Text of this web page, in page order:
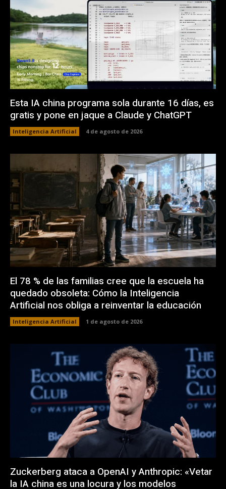
Esta IA china programa sola durante 16 días, es
gratis y pone en jaque a Claude y ChatGPT
Inteligencia Artificial 4 de agosto de 2026
El 78 % de las familias cree que la escuela ha
quedado obsoleta: Cómo la Inteligencia
Artificial nos obliga a reinventar la educación
Inteligencia Artificial 1 de agosto de 2026
Zuckerberg ataca a OpenAI y Anthropic: «Vetar
la IA china es una locura y los modelos